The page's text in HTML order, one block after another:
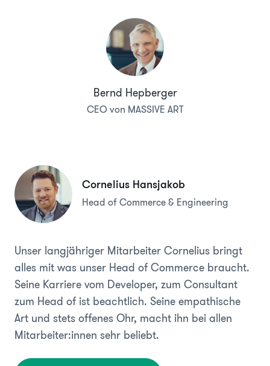
Bernd Hepberger
CEO von MASSIVE ART
Cornelius Hansjakob
Head of Commerce & Engineering
Unser langjähriger Mitarbeiter Cornelius bringt
alles mit was unser Head of Commerce braucht.
Seine Karriere vom Developer, zum Consultant
zum Head of ist beachtlich. Seine empathische
Art und stets offenes Ohr, macht ihn bei allen
Mitarbeiter:innen sehr beliebt.